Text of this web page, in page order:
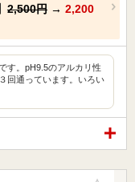
2,500円 → 2,200
す。pH9.5のアルカリ性
回通っています。いろい